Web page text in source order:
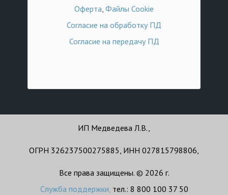
Оферта, Файлы Cookie
Согласие на обработку ПД
Согласие на передачу ПД
ИП Медведева Л.В.,
ОГРН 326237500275885, ИНН 027815798806,
Все права защищены. © 2026 г.
Служба поддержки, тел.: 8 800 100 37 50